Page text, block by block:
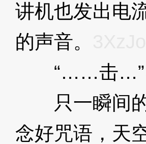
讲机也发出电
的声音。
“……击…”
只一瞬间的
念好咒语，天